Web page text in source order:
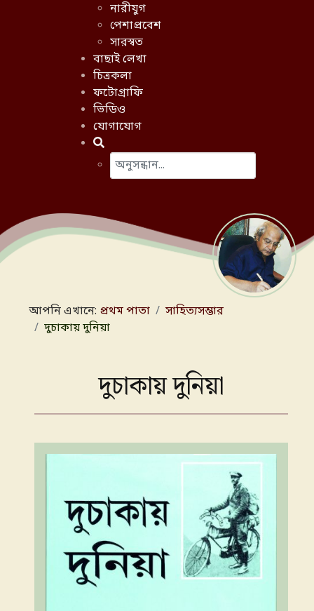
নারীযুগ
পেশাপ্রবেশ
সারস্বত
বাছাই লেখা
চিত্রকলা
ফটোগ্রাফি
ভিডিও
যোগাযোগ
অনুসন্ধান করো
আপনি এখানে: প্রথম পাতা
সাহিত্যসম্ভার
দুচাকায় দুনিয়া
দুচাকায় দুনিয়া